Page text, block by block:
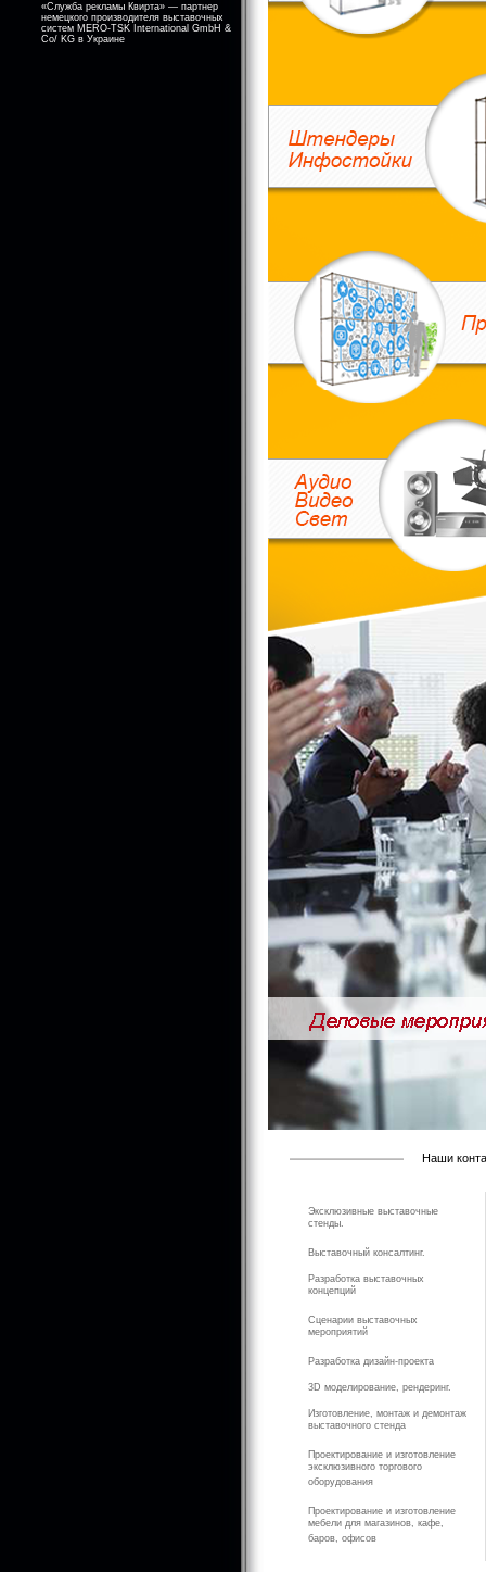
«Служба рекламы Квирта» — партнер
немецкого производителя выставочных
систем MERO-TSK International GmbH &
Co/ KG в Украине
Наши
Эксклюзивные выставочные
стенды.
Выставочный консалтинг.
Разработка выставочных
концепций
Cценарии выставочных
мероприятий
Разработка дизайн-проекта
3D моделирование, рендеринг.
Изготовление, монтаж и демонтаж
выставочного стенда
Проектирование и изготовление
эксклюзивного торгового
оборудования
Проектирование и изготовление
мебели для магазинов, кафе,
баров, офисов